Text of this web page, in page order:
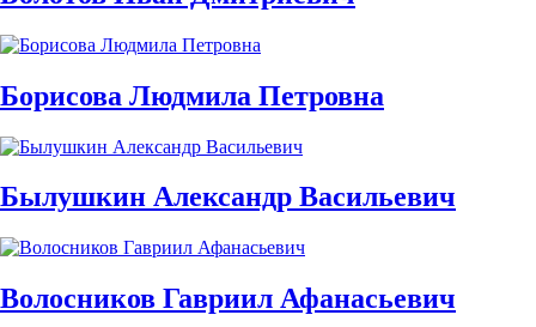
Борисова Людмила Петровна
Былушкин Александр Васильевич
Волосников Гавриил Афанасьевич